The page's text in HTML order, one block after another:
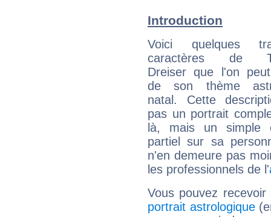
Introduction
Voici quelques
caractères de
Dreiser que l'on
de son thème
natal. Cette
pas un portrait
là, mais un simple
partiel sur sa
n'en demeure pas
les professionnels de l'
Vous pouvez
portrait astrologique